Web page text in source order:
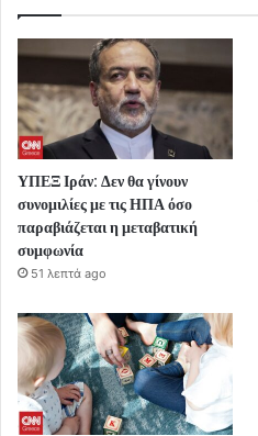
ΥΠΕΞ Ιράν: Δεν θα γίνουν
συνομιλίες με τις ΗΠΑ όσο
παραβιάζεται η μεταβατική
συμφωνία
51 λεπτά ago